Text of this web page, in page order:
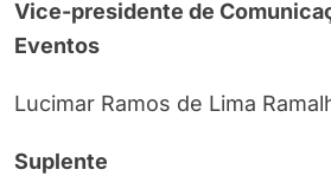
Vice-presidente de
Eventos
Lucimar Ramos de Lima
Suplente